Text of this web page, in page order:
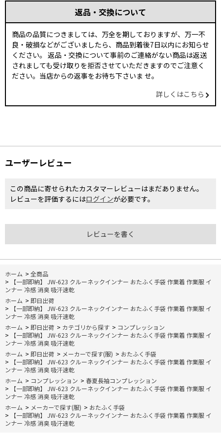
返品・交換について
商品の品質につきましては、万全を期しておりますが、万一不
良・破損などがございましたら、商品到着後7日以内にお知らせ
ください。 返品・交換について事前のご連絡がない商品は返送
されましても受け取りを拒否させていただきますのでご注意く
ださい。当店からの返事をお待ち下さいま せ。
詳しくはこちら
ユーザーレビュー
この商品に寄せられたカスタマーレビューはまだありません。
レビューを評価するにはログインが必要です。
レビューを書く
ホーム > 全商品
>
【一部即納】 JW-623 クルーネックインナー おたふく手袋 作業着 作業服 イ
ンナー 冷感 消臭 吸汗速乾
ホーム > 即日出荷
>
【一部即納】 JW-623 クルーネックインナー おたふく手袋 作業着 作業服 イ
ンナー 冷感 消臭 吸汗速乾
ホーム > 即日出荷 > カテゴリから探す > コンプレッション
>
【一部即納】 JW-623 クルーネックインナー おたふく手袋 作業着 作業服 イ
ンナー 冷感 消臭 吸汗速乾
ホーム > 即日出荷 > メーカーで探す(服) > おたふく手袋
>
【一部即納】 JW-623 クルーネックインナー おたふく手袋 作業着 作業服 イ
ンナー 冷感 消臭 吸汗速乾
ホーム > コンプレッション > 春夏長袖コンプレッション
>
【一部即納】 JW-623 クルーネックインナー おたふく手袋 作業着 作業服 イ
ンナー 冷感 消臭 吸汗速乾
ホーム > メーカーで探す(服) > おたふく手袋
>
【一部即納】 JW-623 クルーネックインナー おたふく手袋 作業着 作業服 イ
ンナー 冷感 消臭 吸汗速乾